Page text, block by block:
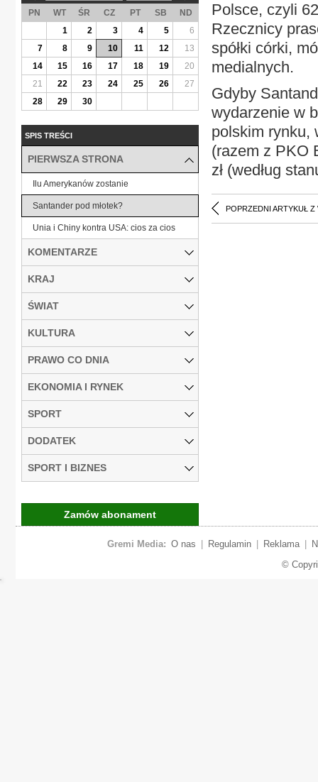
Polsce, czyli
Rzecznicy
spółki córki,
medialnych.
Gdyby
wydarzenie w
polskim rynku,
(razem z PKO
zł (według
POPRZEDNI ARTYKUŁ Z
PN WT ŚR CZ PT SB
ND
1
2 3 4 5
6
7
8 9 10 11 12
13
14
15 16 17 18 19
20
21
22 23 24 25 26
27
28
29 30
SPIS TREŚCI
PIERWSZA STRONA
Ilu Amerykanów zostanie
Santander pod młotek?
Unia i Chiny kontra USA: cios za cios
KOMENTARZE
KRAJ
ŚWIAT
KULTURA
PRAWO CO DNIA
EKONOMIA I RYNEK
SPORT
DODATEK
SPORT I BIZNES
Zamów abonament
Gremi Media: O nas Regulamin Reklama
©